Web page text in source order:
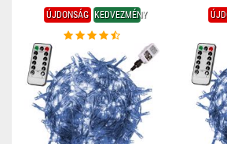
ÚJDONSÁG KEDVEZMÉNY